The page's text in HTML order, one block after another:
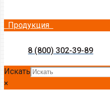
Продукция
8 (800) 302-39-89
Искать
×